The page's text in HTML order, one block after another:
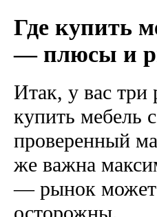
Где купить
— плюсы и
Итак, у вас три
купить мебель
проверенный
же важна
— рынок может